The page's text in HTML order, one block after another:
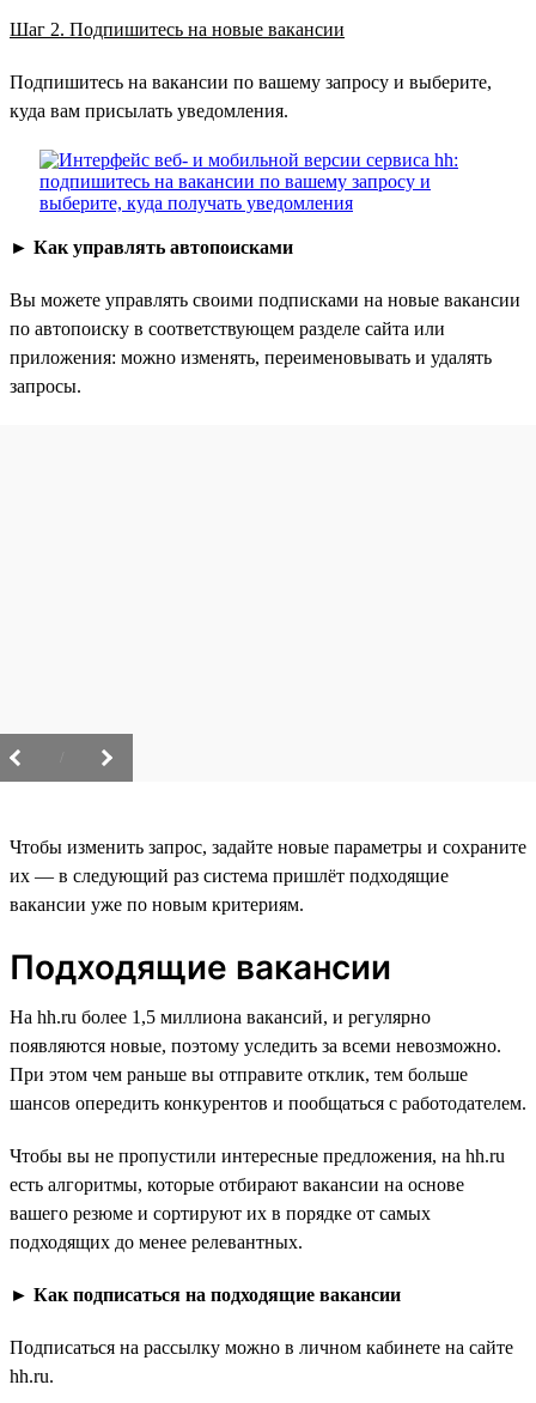
Шаг 2. Подпишитесь на новые вакансии
Подпишитесь на вакансии по вашему запросу и выберите,
куда вам присылать уведомления.
► Как управлять автопоисками
Вы можете управлять своими подписками на новые вакансии
по автопоиску в соответствующем разделе сайта или
приложения: можно изменять, переименовывать и удалять
запросы.
Чтобы изменить запрос, задайте новые параметры и сохраните
их — в следующий раз система пришлёт подходящие
вакансии уже по новым критериям.
Подходящие вакансии
На hh.ru более 1,5 миллиона вакансий, и регулярно
появляются новые, поэтому уследить за всеми невозможно.
При этом чем раньше вы отправите отклик, тем больше
шансов опередить конкурентов и пообщаться с работодателем.
Чтобы вы не пропустили интересные предложения, на hh.ru
есть алгоритмы, которые отбирают вакансии на основе
вашего резюме и сортируют их в порядке от самых
подходящих до менее релевантных.
► Как подписаться на подходящие вакансии
Подписаться на рассылку можно в личном кабинете на сайте
hh.ru.